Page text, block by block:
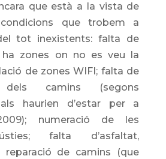
que està a la vista de
que trobem a
tot inexistents: falta de
ha zones on no es veu la
de zones WIFI; falta de
dels camins (segons
haurien d’estar per a
numeració de les
falta d’asfaltat,
reparació de camins (que